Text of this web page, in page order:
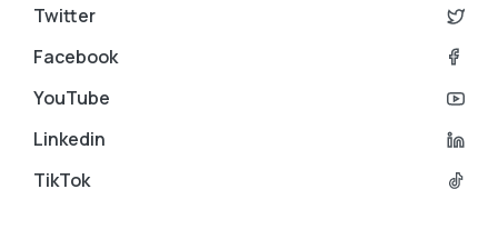
Twitter
Facebook
YouTube
Linkedin
TikTok